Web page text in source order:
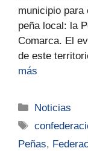
municipio para
peña local: la
Comarca. El
de este
más
Noticias
Peñas,